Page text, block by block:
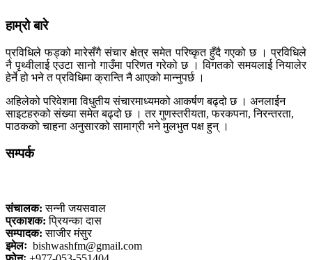
हाम्रो बारे
प्रविधिले फड्को मारेसँगै संचार क्षेत्र समेत परिष्कृत हुँदै गएको छ । प्रविधिले
नै पृथ्वीलाई एउटा सानो गाउँमा परिणत गरेको छ । विगतको समयलाई नियालेर
हेर्ने हो भने त प्रविधिमा क्रान्ति नै आएको मान्नुपर्छ ।
अहिलेको परिवेशमा विधुतीय संचारमाध्यमको आकर्षण बढ्दो छ । अनलाईन
साइटहरुको संख्या समेत बढ्दो छ । तर गुणस्तरीयता, फरकपना, निरन्तरता,
पाठकको चाहना अनुसारको सामाग्री भने मुलभुत पक्ष हुन् ।
सम्पर्क
संचालक: सन्नी जयसवाल
प्रकाशक: प्रियन्का दास
सम्पादक: साजीर मंसुर
इमेलः bishwashfm@gmail.com